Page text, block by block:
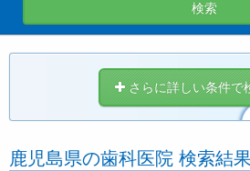
検索
さらに詳しい条件で
鹿児島県の歯科医院 検索結果